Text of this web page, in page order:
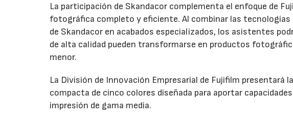
La participación de Skandacor complementa el enfoque de
fotográfica completo y eficiente. Al combinar las tecnologías
de Skandacor en acabados especializados, los asistentes
de alta calidad pueden transformarse en productos
menor.
La División de Innovación Empresarial de Fujifilm presentará
compacta de cinco colores diseñada para aportar
impresión de gama media.